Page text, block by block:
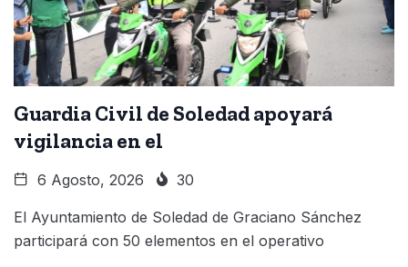
Guardia Civil de Soledad apoyará
vigilancia en el
6 Agosto, 2026 30
El Ayuntamiento de Soledad de Graciano Sánchez
participará con 50 elementos en el operativo